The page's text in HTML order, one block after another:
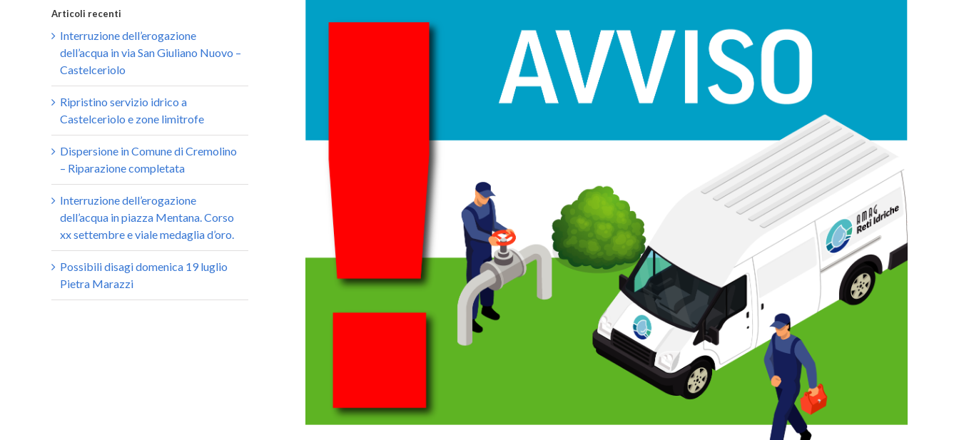
immagine
Articoli recenti
Interruzione dell’erogazione
dell’acqua in via San Giuliano Nuovo –
Castelceriolo
Ripristino servizio idrico a
Castelceriolo e zone limitrofe
Dispersione in Comune di Cremolino
– Riparazione completata
Interruzione dell’erogazione
dell’acqua in piazza Mentana. Corso
xx settembre e viale medaglia d’oro.
Possibili disagi domenica 19 luglio
Pietra Marazzi